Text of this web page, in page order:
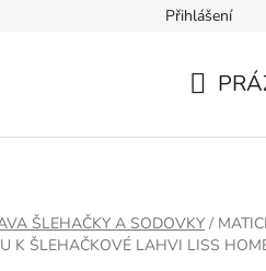
Přihlášení
ŠLEHAČKY A SODOVKY /
K ŠLEHAČKOVÉ LAHVI LISS